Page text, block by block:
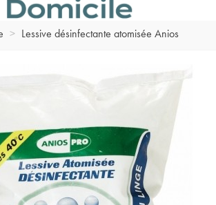
soins médicaux > Produits désinfectants
> Lessive désinfectante atomisée Anios
sous 24 à 48 heures ouvrées*